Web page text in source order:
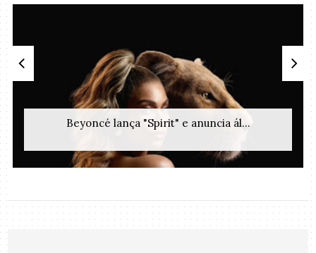
Beyoncé lança "Spirit" e anuncia ál...